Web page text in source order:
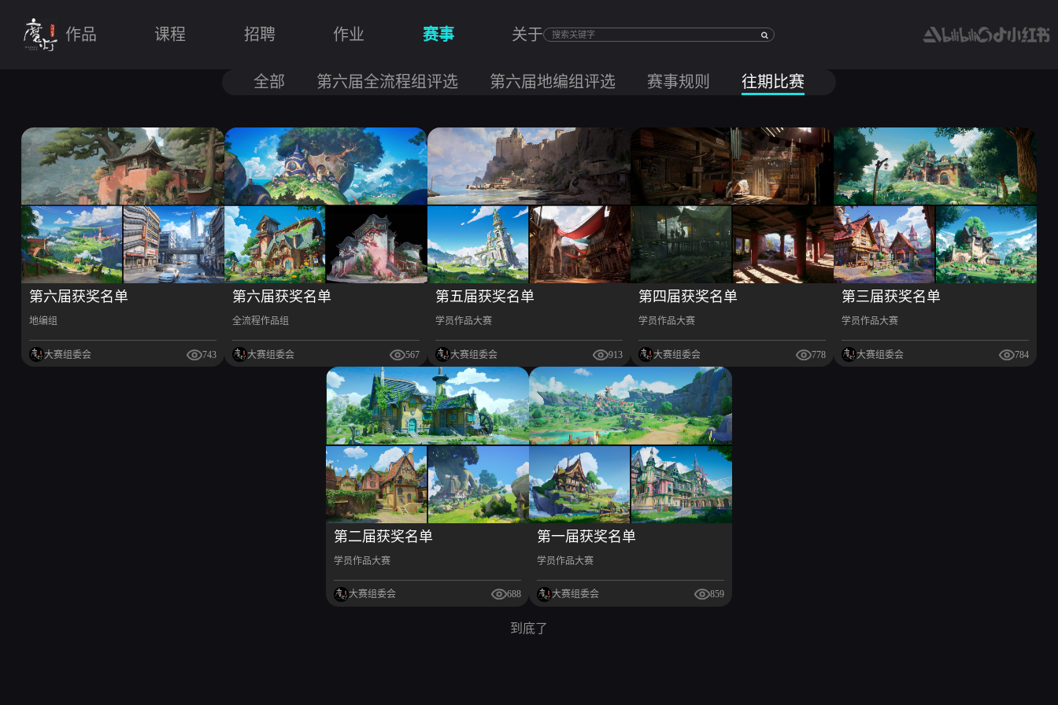
作品 课程 招聘 作业 赛事 关于
全部 第六届全流程组评选 第六届地编组评选 赛事规则 往期比赛
第六届获奖名单
地编组
大赛组委会 743
第六届获奖名单
全流程作品组
大赛组委会 567
第五届获奖名单
学员作品大赛
大赛组委会 913
第四届获奖名单
学员作品大赛
大赛组委会 778
第三届获奖名单
学员作品大赛
大赛组委会 784
第二届获奖名单
学员作品大赛
大赛组委会 688
第一届获奖名单
学员作品大赛
大赛组委会 859
到底了